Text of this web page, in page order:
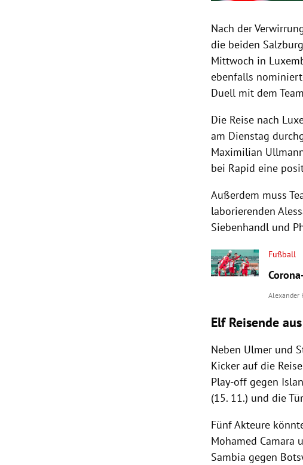
Nach der
die beiden
Mittwoch in
ebenfalls
Duell mit dem
Die Reise nach
am Dienstag
Maximilian
bei Rapid eine
Außerdem muss
laborierenden
Siebenhandl und
Fußball
Alexander
Elf Reisende
Neben Ulmer und
Kicker auf die
Play-off gegen
(15. 11.) und die
Fünf Akteure
Mohamed Camara
Sambia gegen